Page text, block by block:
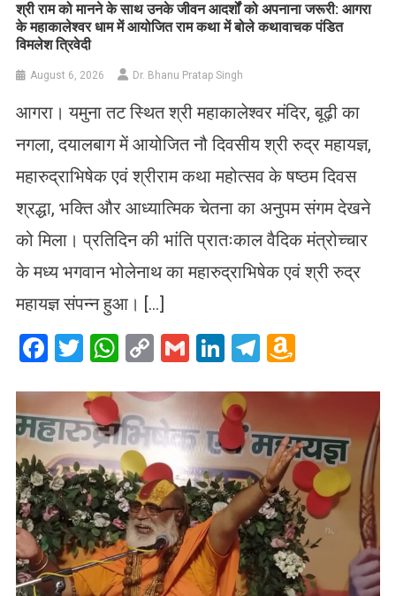
​श्री राम को मानने के साथ उनके जीवन आदर्शों को अपनाना जरूरी: आगरा
के महाकालेश्वर धाम में आयोजित राम कथा में बोले कथावाचक पंडित
विमलेश त्रिवेदी
August 6, 2026 Dr. Bhanu Pratap Singh
आगरा। यमुना तट स्थित श्री महाकालेश्वर मंदिर, बूढ़ी का
नगला, दयालबाग में आयोजित नौ दिवसीय श्री रुद्र महायज्ञ,
महारुद्राभिषेक एवं श्रीराम कथा महोत्सव के षष्ठम दिवस
श्रद्धा, भक्ति और आध्यात्मिक चेतना का अनुपम संगम देखने
को मिला। प्रतिदिन की भांति प्रातःकाल वैदिक मंत्रोच्चार
के मध्य भगवान भोलेनाथ का महारुद्राभिषेक एवं श्री रुद्र
महायज्ञ संपन्न हुआ। […]
Facebook
Twitter
WhatsApp
CopyGmailLinkedIn
Telegram
List